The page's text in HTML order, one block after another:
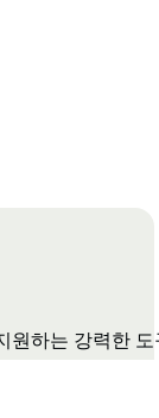
원하는 강력한 도